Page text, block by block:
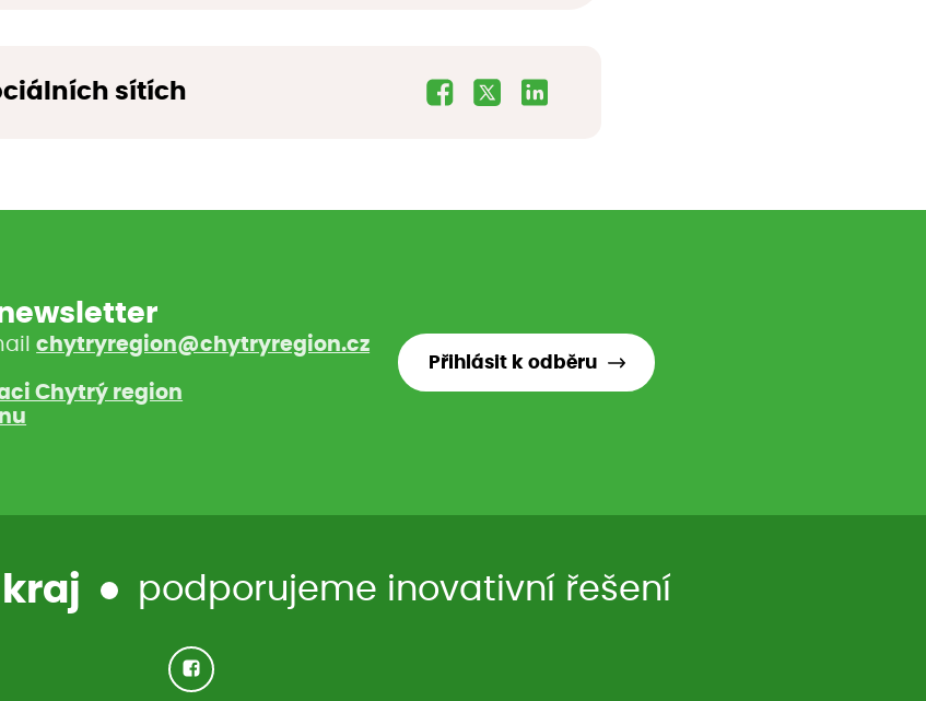
sítích
chytryregion@chytryregion.cz
Chytrý region
Přihlásit k odběru
podporujeme inovativní řešení